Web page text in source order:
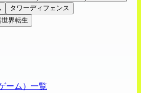
タワーディフェンス
世界転生
ーム）一覧